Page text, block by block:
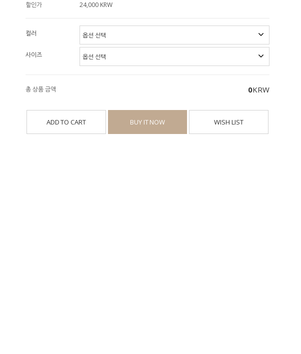
할인가
24,000 KRW
컬러
사이즈
총 상품 금액 0KRW
ADD TO CART BUY IT NOW WISH LIST